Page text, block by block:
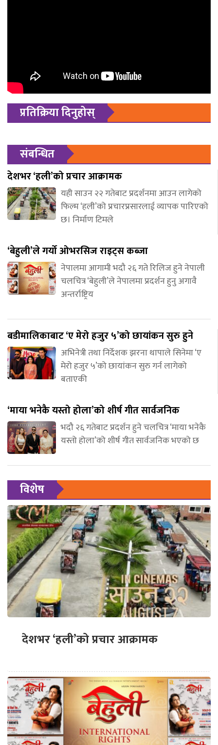
प्रतिक्रिया दिनुहोस्
संबन्धित
देशभर ‘हली’को प्रचार आक्रामक
यही साउन २२ गतेबाट प्रदर्शनमा आउन लागेको
फिल्म ‘हली’को प्रचारप्रसारलाई व्यापक पारिएको
छ। निर्माण टिमले
‘बेहुली’ले गर्यो ओभरसिज राइट्स कब्जा
नेपालमा आगामी भदौ २६ गते रिलिज हुने नेपाली
चलचित्र ‘बेहुली’ले नेपालमा प्रदर्शन हुनु अगावै
अन्तर्राष्ट्रिय
बडीमालिकाबाट ‘ए मेरो हजुर ५’को छायांकन सुरु हुने
अभिनेत्री तथा निर्देशक झरना थापाले सिनेमा ‘ए
मेरो हजुर ५’को छायांकन सुरु गर्न लागेको
बताएकी
‘माया भनेकै यस्तो होला’को शीर्ष गीत सार्वजनिक
भदौ २६ गतेबाट प्रदर्शन हुने चलचित्र ‘माया भनेकै
यस्तो होला’को शीर्ष गीत सार्वजनिक भएको छ
विशेष
देशभर ‘हली’को प्रचार आक्रामक